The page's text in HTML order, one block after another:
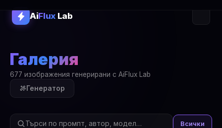
AiFluxLab
Галерия
677 изображения генерирани с AiFlux Lab
Генератор
Всички